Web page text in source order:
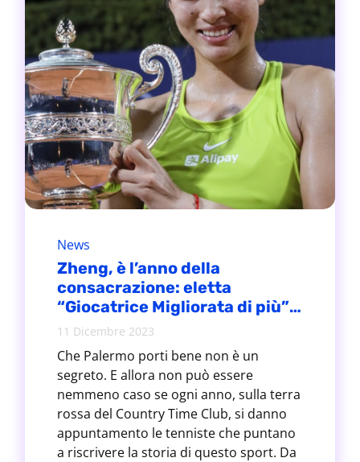
News
Zheng, è l’anno della
consacrazione: eletta
“Giocatrice Migliorata di più”
del 2023
11 Dicembre 2023
Che Palermo porti bene non è un
segreto. E allora non può essere
nemmeno caso se ogni anno, sulla terra
rossa del Country Time Club, si danno
appuntamento le tenniste che puntano
a riscrivere la storia di questo sport. Da